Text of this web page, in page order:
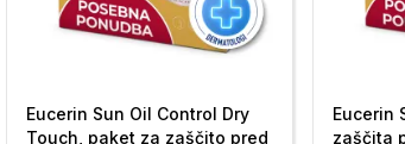
Eucerin Sun Oil Control Dry
Touch, paket za zaščito pred
Eucerin
zaščita